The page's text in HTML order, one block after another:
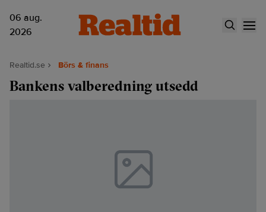
06 aug.
2026
Realtid.se Börs & finans
Bankens valberedning utsedd